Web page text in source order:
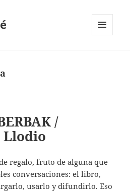
/
Llodio
regalo, fruto de alguna que
conversaciones: el libro,
usarlo y difundirlo. Eso